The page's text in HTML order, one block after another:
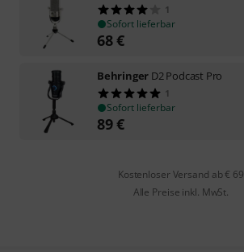
1
Sofort lieferbar
68€
Behringer D2 Podcast Pro
1
Sofort lieferbar
89€
Kostenloser Versand ab € 69
Alle Preise inkl. MwSt.